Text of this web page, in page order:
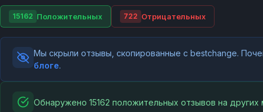
15162 Положительных 722 Отрицательных
Мы скрыли отзывы, скопированные с bestchange.
блоге.
Обнаружено 15162 положительных отзывов на других